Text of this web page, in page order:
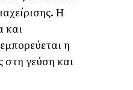
Η
και
η
στη γεύση και